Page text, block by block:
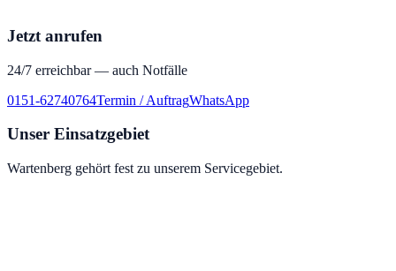
Jetzt anrufen
24/7 erreichbar — auch Notfälle
0151-62740764Termin / AuftragWhatsApp
Unser Einsatzgebiet
Wartenberg gehört fest zu unserem Servicegebiet.